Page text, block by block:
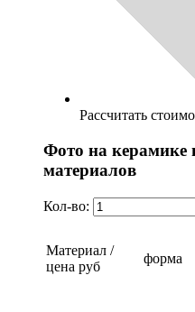
Рассчитать
Фото на керамике
материалов
Кол-во:
Материал /
цена руб
форма